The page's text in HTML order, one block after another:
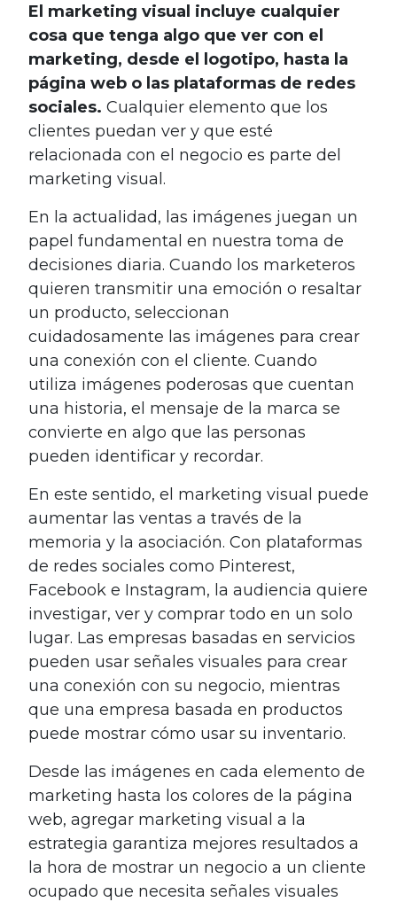
El marketing visual incluye cualquier
cosa que tenga algo que ver con el
marketing, desde el logotipo, hasta la
página web o las plataformas de redes
sociales. Cualquier elemento que los
clientes puedan ver y que esté
relacionada con el negocio es parte del
marketing visual.
En la actualidad, las imágenes juegan un
papel fundamental en nuestra toma de
decisiones diaria. Cuando los marketeros
quieren transmitir una emoción o resaltar
un producto, seleccionan
cuidadosamente las imágenes para crear
una conexión con el cliente. Cuando
utiliza imágenes poderosas que cuentan
una historia, el mensaje de la marca se
convierte en algo que las personas
pueden identificar y recordar.
En este sentido, el marketing visual puede
aumentar las ventas a través de la
memoria y la asociación. Con plataformas
de redes sociales como Pinterest,
Facebook e Instagram, la audiencia quiere
investigar, ver y comprar todo en un solo
lugar. Las empresas basadas en servicios
pueden usar señales visuales para crear
una conexión con su negocio, mientras
que una empresa basada en productos
puede mostrar cómo usar su inventario.
Desde las imágenes en cada elemento de
marketing hasta los colores de la página
web, agregar marketing visual a la
estrategia garantiza mejores resultados a
la hora de mostrar un negocio a un cliente
ocupado que necesita señales visuales